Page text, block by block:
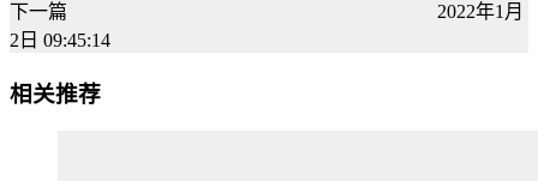
下一篇
2022年1月
2日 09:45:14
相关推荐